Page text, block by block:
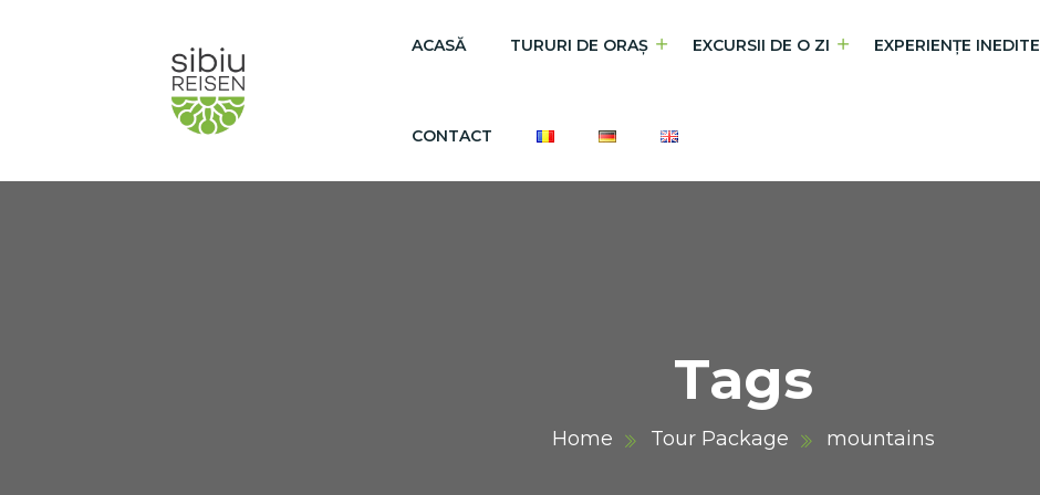
ACASĂ TURURI DE ORAȘ EXCURSII DE O ZI EXPERIENȚE INEDITE
CONTACT
Tags
Home Tour Package mountains